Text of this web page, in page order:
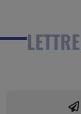
LETTRE